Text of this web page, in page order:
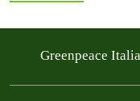
Greenpeace Italia